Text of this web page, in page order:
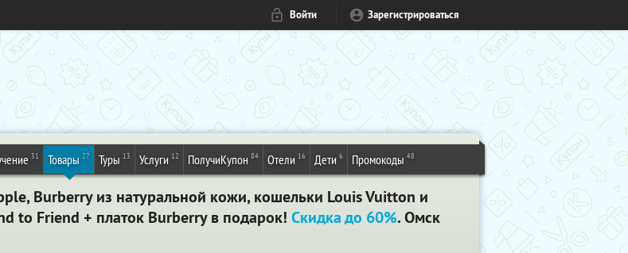
Войти Зарегистрироваться
31 Товары 27 Туры 13 Услуги 12 ПолучиКупон 84 Отели 16 Дети 6 Промокоды 48
Burberry из натуральной кожи, кошельки Louis Vuitton и
to Friend + платок Burberry в подарок! Скидка до 60%. Омск